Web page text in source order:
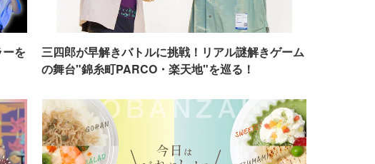
を
三四郎が早解きバトルに挑戦！リアル謎解きゲーム
の舞台"錦糸町PARCO・楽天地"を巡る！